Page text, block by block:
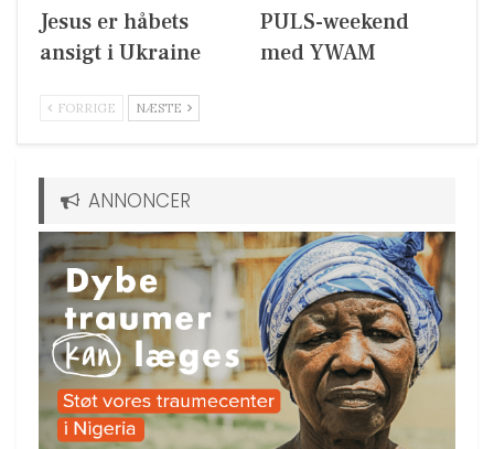
Jesus er håbets
ansigt i Ukraine
PULS-weekend
med YWAM
FORRIGE NÆSTE
ANNONCER